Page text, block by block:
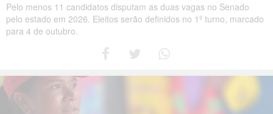
Pelo menos 11 candidatos disputam as duas vagas no Senado
pelo estado em 2026. Eleitos serão definidos no 1º turno, marcado
para 4 de outubro.